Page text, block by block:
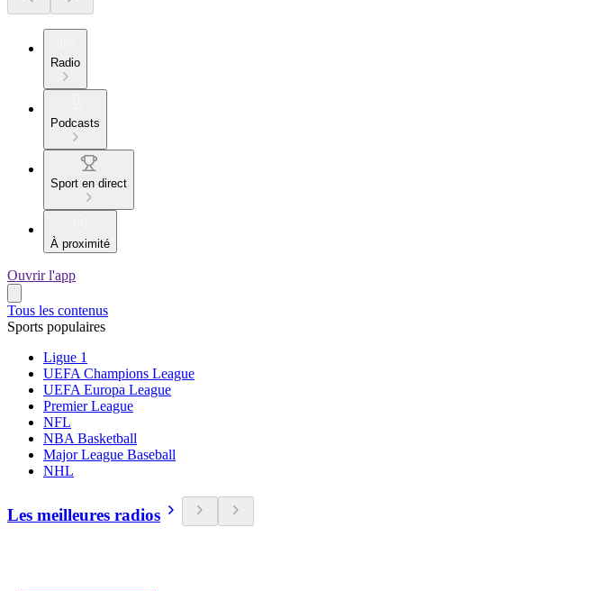
Radio
Podcasts
Sport en direct
À proximité
Ouvrir l'app
Tous les contenus
Sports populaires
Ligue 1
UEFA Champions League
UEFA Europa League
Premier League
NFL
NBA Basketball
Major League Baseball
NHL
Les meilleures radios